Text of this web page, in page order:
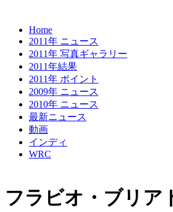
Home
2011年 ニュース
2011年 写真ギャラリー
2011年結果
2011年 ポイント
2009年 ニュース
2010年 ニュース
最新ニュース
動画
インディ
WRC
フラビオ・ブリア